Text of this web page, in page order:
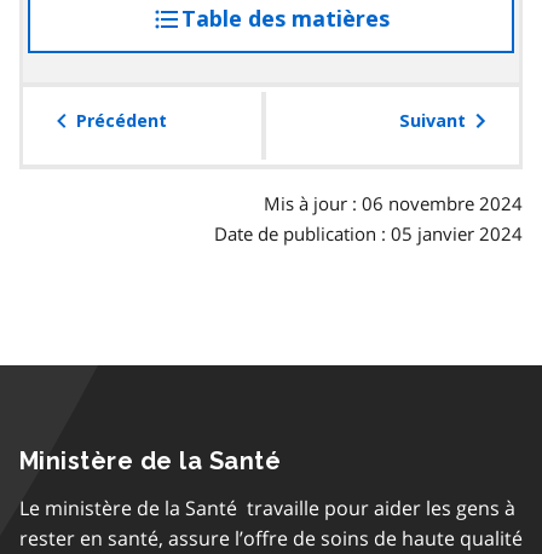
Table des matières
à
table
Précédent Suivant
Mis à jour : 06 novembre 2024
Date de publication : 05 janvier 2024
Ministère de la Santé
Le ministère de la Santé travaille pour aider les gens à
rester en santé, assure l’offre de soins de haute qualité